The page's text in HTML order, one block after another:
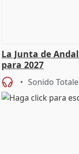
La Junta de
para 2027
Sonido